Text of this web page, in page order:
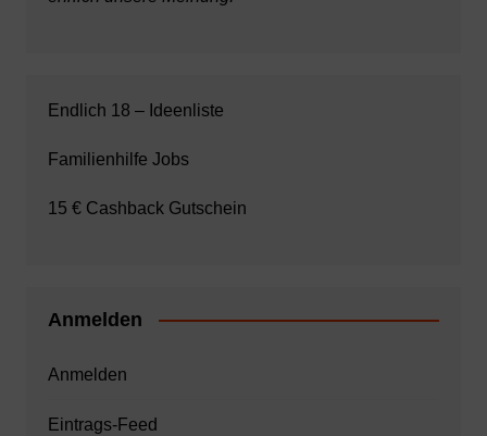
Endlich 18 – Ideenliste
Familienhilfe Jobs
15 € Cashback Gutschein
Anmelden
Anmelden
Eintrags-Feed